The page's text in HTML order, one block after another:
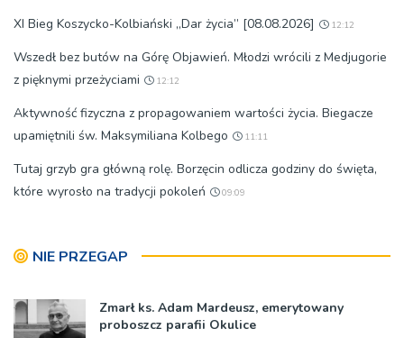
XI Bieg Koszycko-Kolbiański „Dar życia” [08.08.2026] 12:12
Wszedł bez butów na Górę Objawień. Młodzi wrócili z Medjugorie
z pięknymi przeżyciami
12:12
Aktywność fizyczna z propagowaniem wartości życia. Biegacze
upamiętnili św. Maksymiliana Kolbego
11:11
Tutaj grzyb gra główną rolę. Borzęcin odlicza godziny do święta,
które wyrosło na tradycji pokoleń
09:09
NIE PRZEGAP
Zmarł ks. Adam Mardeusz, emerytowany
proboszcz parafii Okulice